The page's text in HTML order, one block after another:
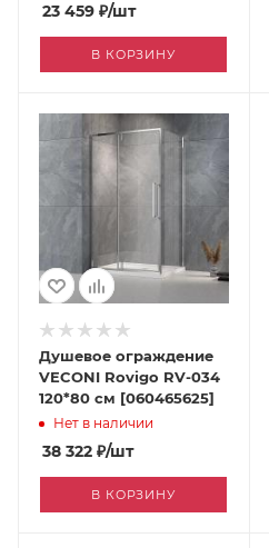
23 459 ₽/шт
В КОРЗИНУ
Душевое ограждение
VECONI Rovigo RV-034
120*80 см [060465625]
Нет в наличии
38 322 ₽/шт
В КОРЗИНУ